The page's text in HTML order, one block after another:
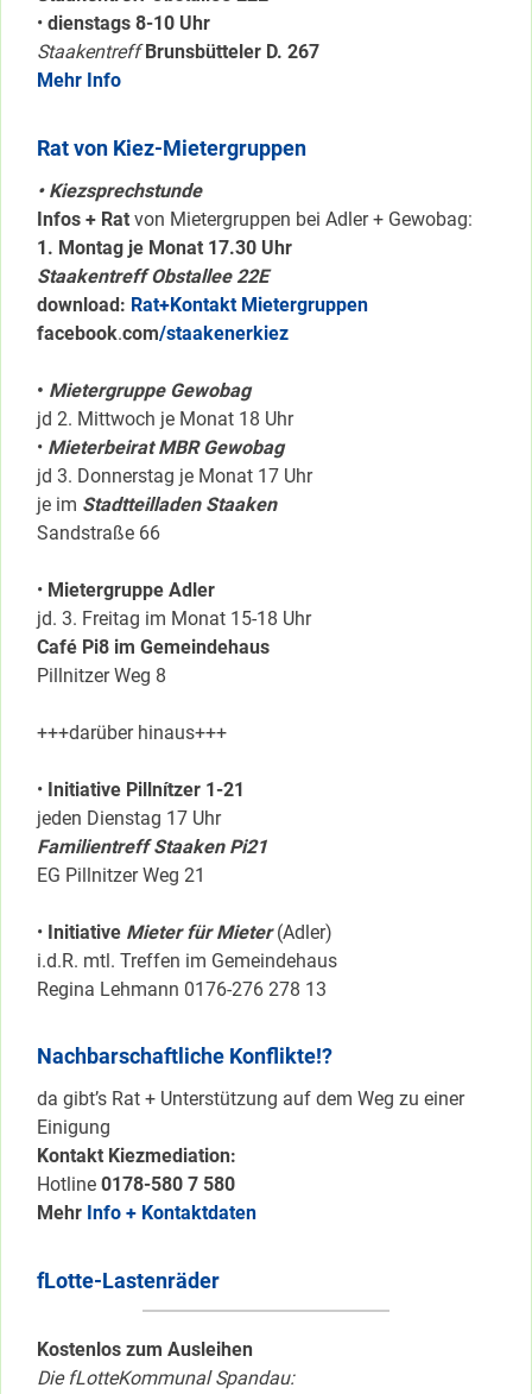
• dienstags 8-10 Uhr
Staakentreff Brunsbütteler D. 267
Mehr Info
Rat von Kiez-Mietergruppen
• Kiezsprechstunde
Infos + Rat von Mietergruppen bei Adler + Gewobag:
1. Montag je Monat 17.30 Uhr
Staakentreff Obstallee 22E
download: Rat+Kontakt Mietergruppen
facebook.com/staakenerkiez
• Mietergruppe Gewobag
jd 2. Mittwoch je Monat 18 Uhr
• Mieterbeirat MBR Gewobag
jd 3. Donnerstag je Monat 17 Uhr
je im Stadtteilladen Staaken
Sandstraße 66
• Mietergruppe Adler
jd. 3. Freitag im Monat 15-18 Uhr
Café Pi8 im Gemeindehaus
Pillnitzer Weg 8
+++darüber hinaus+++
• Initiative Pillnítzer 1-21
jeden Dienstag 17 Uhr
Familientreff Staaken Pi21
EG Pillnitzer Weg 21
• Initiative Mieter für Mieter(Adler)
i.d.R. mtl. Treffen im Gemeindehaus
Regina Lehmann 0176-276 278 13
Nachbarschaftliche Konflikte!?
da gibt’s Rat + Unterstützung auf dem Weg zu einer
Einigung
Kontakt Kiezmediation:
Hotline 0178-580 7 580
Mehr Info + Kontaktdaten
fLotte-Lastenräder
Kostenlos zum Ausleihen
Die fLotteKommunal Spandau: